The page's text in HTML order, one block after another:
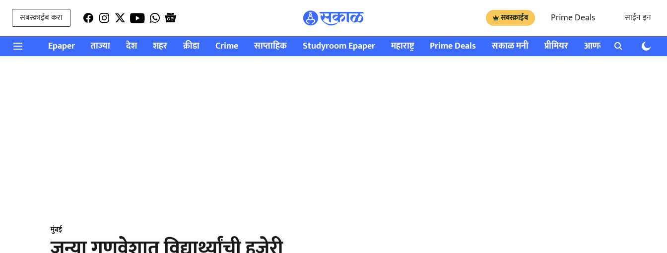
सबस्क्राईब करा सबस्क्राईब Prime Deals साईन इन
Epaper ताज्या देश शहर क्रीडा Crime साप्ताहिक Studyroom Epaper महाराष्ट्र Prime Deals सकाळ मनी प्रीमियर आणखी राशी भविष्य
मुंबई